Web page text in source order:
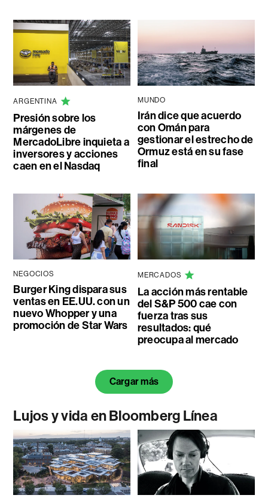
ARGENTINA
Presión sobre los
márgenes de
MercadoLibre inquieta a
inversores y acciones
caen en el Nasdaq
MUNDO
Irán dice que acuerdo
con Omán para
gestionar el estrecho de
Ormuz está en su fase
final
NEGOCIOS
Burger King dispara sus
ventas en EE.UU. con un
nuevo Whopper y una
promoción de Star Wars
MERCADOS
La acción más rentable
del S&P 500 cae con
fuerza tras sus
resultados: qué
preocupa al mercado
Cargar más
Lujos y vida en Bloomberg Línea